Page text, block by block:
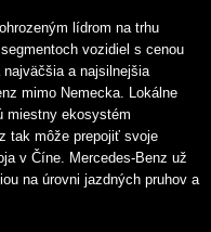
lídrom na trhu
vozidiel s cenou
a najsilnejšia
mimo Nemecka. Lokálne
miestny ekosystém
tak môže prepojiť svoje
v Číne. Mercedes-Benz už
na úrovni jazdných pruhov a